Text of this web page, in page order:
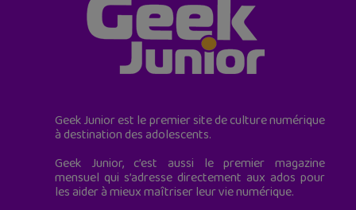
Geek Junior est le premier site de culture numérique
à destination des adolescents.
Geek Junior, c’est aussi le premier magazine
mensuel qui s’adresse directement aux ados pour
les aider à mieux maîtriser leur vie numérique.